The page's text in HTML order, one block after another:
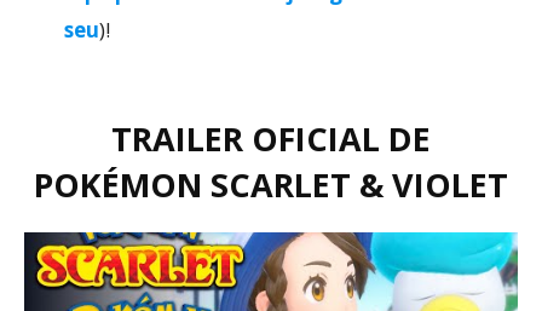
seu)!
TRAILER OFICIAL DE
POKÉMON SCARLET & VIOLET